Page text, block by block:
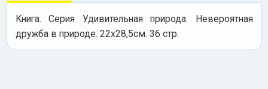
Книга. Серия Удивительная природа. Невероятная
дружба в природе. 22х28,5см. 36 стр.